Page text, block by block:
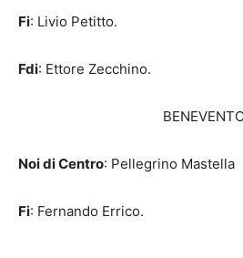
Fi: Livio Petitto.
Fdi: Ettore Zecchino.
Noi di Centro: Pellegrino Mastella
Fi: Fernando Errico.